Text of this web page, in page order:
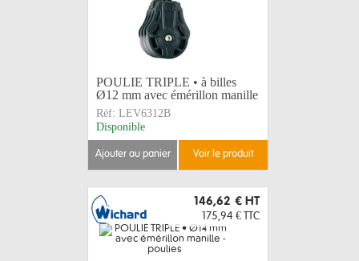
POULIE TRIPLE • à billes
Ø12 mm avec émérillon manille
Réf: LEV6312B
Disponible
ajouter au panier voir le produit
146,62 € HT
175,94 € TTC